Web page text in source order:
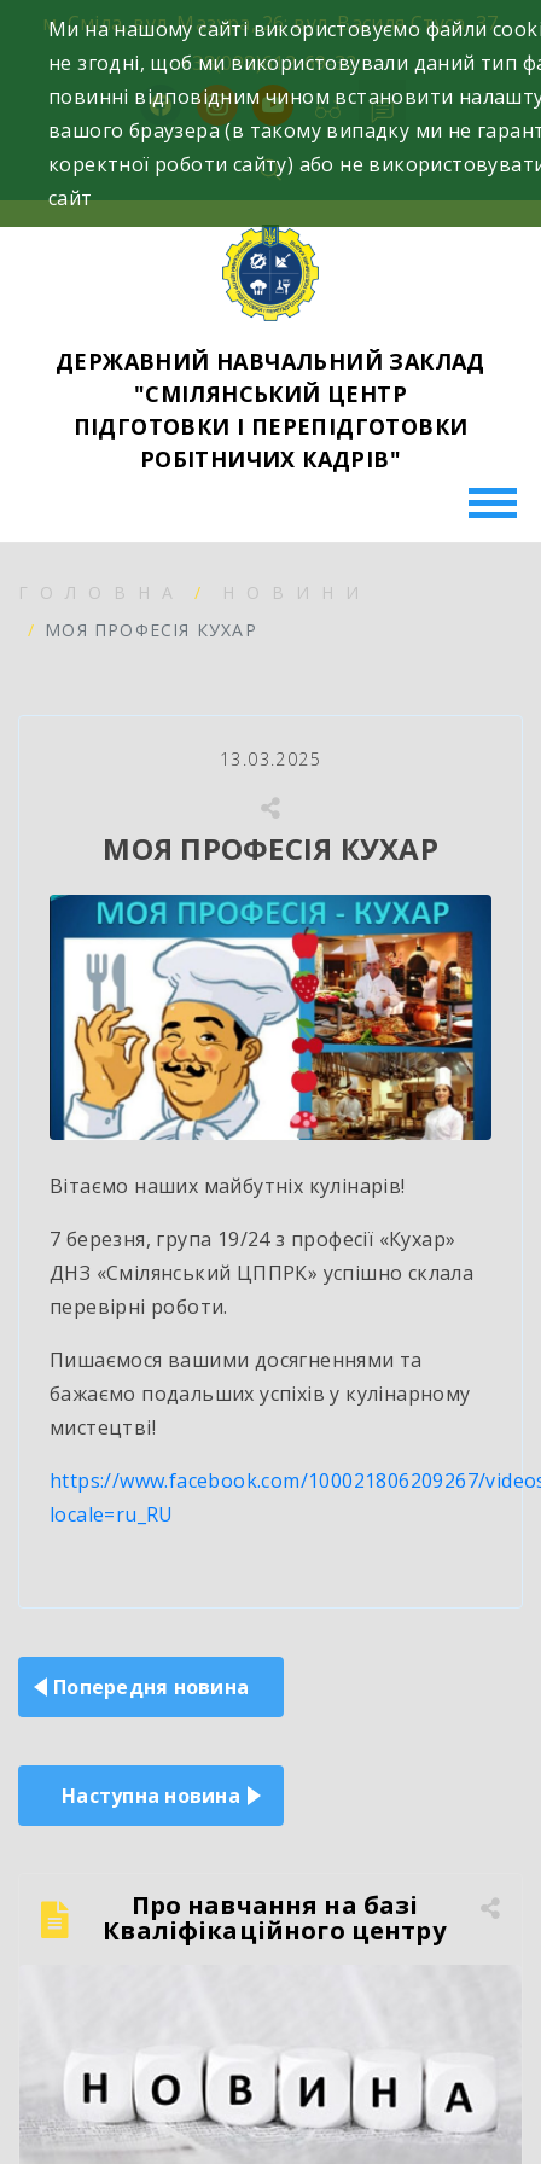
м. Сміла, вул. Мазура, 26; вул. Василя Стуса, 37
+38(098)612-69-32.
facebookinstagram
youtube
ДЕРЖАВНИЙ НАВЧАЛЬНИЙ ЗАКЛАД
"СМІЛЯНСЬКИЙ ЦЕНТР
ПІДГОТОВКИ І ПЕРЕПІДГОТОВКИ
РОБІТНИЧИХ КАДРІВ"
ГОЛОВНА
НОВИНИ
МОЯ ПРОФЕСІЯ КУХАР
13.03.2025
МОЯ ПРОФЕСІЯ КУХАР
Вітаємо наших майбутніх кулінарів!
7 березня, група 19/24 з професії «Кухар»
ДНЗ «Смілянський ЦППРК» успішно склала
перевірні роботи.
Пишаємося вашими досягненнями та
бажаємо подальших успіхів у кулінарному
мистецтві!
https://www.facebook.com/100021806209267/
locale=ru_RU
Навігація
записів
Попередня новина
Наступна новина
Про навчання на базі
Кваліфікаційного центру
Ми на нашому сайті використовуємо файли
не згодні, щоб ми використовували даний тип
повинні відповідним чином встановити
вашого браузера (в такому випадку ми не
коректної роботи сайту) або не
сайт